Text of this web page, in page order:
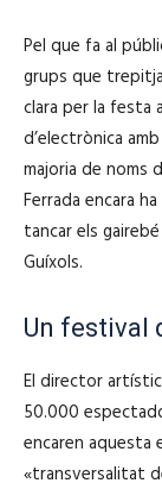
Pel que fa al
grups que
clara per la festa
d’electrònica
majoria de noms
Ferrada encara
tancar els
Guíxols.
Un festival
El director
50.000
encaren aquesta
«transversalitat